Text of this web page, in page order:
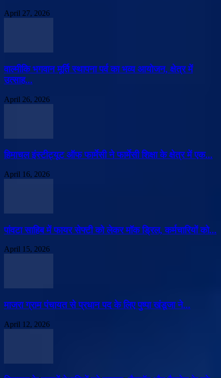
April 27, 2026
वाल्मीकि भगवान मूर्ति स्थापना पर्व का भव्य आयोजन, क्षेत्र में
उत्साह...
April 26, 2026
हिमाचल इंस्टीट्यूट ऑफ फार्मेसी ने फार्मेसी शिक्षा के क्षेत्र में एक...
April 16, 2026
पांवटा साहिब में फायर सेफ्टी को लेकर मॉक ड्रिल, कर्मचारियों को...
April 15, 2026
माजरा ग्राम पंचायत से प्रधान पद के लिए पुष्पा खंडूजा ने...
April 12, 2026